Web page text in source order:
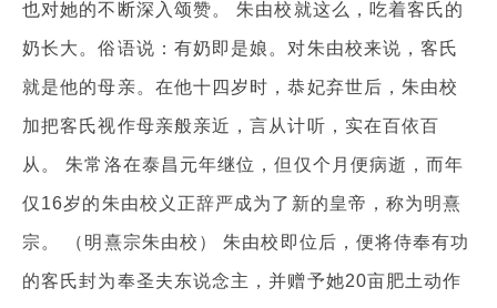
也对她的不断深入颂赞。 朱由校就这么，吃着客氏的
奶长大。俗语说：有奶即是娘。对朱由校来说，客氏
就是他的母亲。在他十四岁时，恭妃弃世后，朱由校
加把客氏视作母亲般亲近，言从计听，实在百依百
从。 朱常洛在泰昌元年继位，但仅个月便病逝，而年
仅16岁的朱由校义正辞严成为了新的皇帝，称为明熹
宗。 （明熹宗朱由校） 朱由校即位后，便将侍奉有功
的客氏封为奉圣夫东说念主，并赠予她20亩肥土动作